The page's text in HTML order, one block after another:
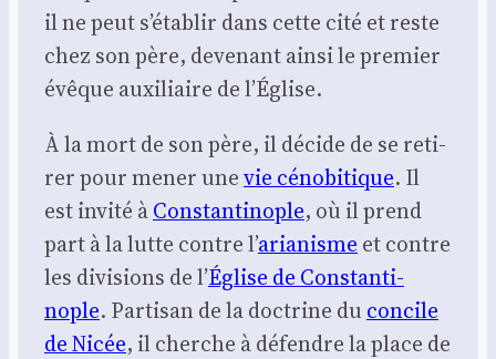
il ne peut s’é­ta­blir dans cette cité et reste
chez son père, deve­nant ain­si le pre­mier
évêque auxi­liaire de l’É­glise.
À la mort de son père, il décide de se reti­
rer pour mener unevie céno­bi­tique. Il
est invi­té àConstan­ti­nople, où il prend
part à la lutte contre l’aria­nisme et contre
les divi­sions de l’Église de Constan­ti­
nople. Par­ti­san de la doc­trine du concile
de Nicée, il cherche à défendre la place de